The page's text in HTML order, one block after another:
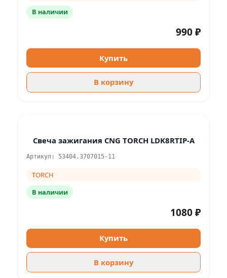
В наличии
990 ₽
Купить
В корзину
Свеча зажигания CNG TORCH LDK8RTIP-A
Артикул: 53404.3707015-11
TORCH
В наличии
1080 ₽
Купить
В корзину